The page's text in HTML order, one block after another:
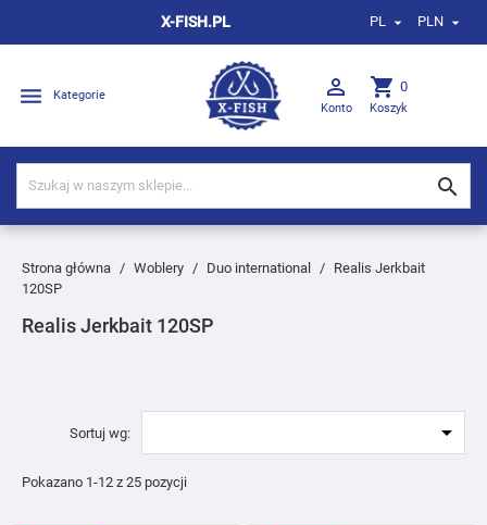
X-FISH.PL PL  PLN 
 Kategorie 
Konto
shopping_cart 0
Koszyk

Strona główna Woblery Duo international
Realis Jerkbait
120SP
Realis Jerkbait 120SP
Sortuj wg: 
Pokazano 1-12 z 25 pozycji